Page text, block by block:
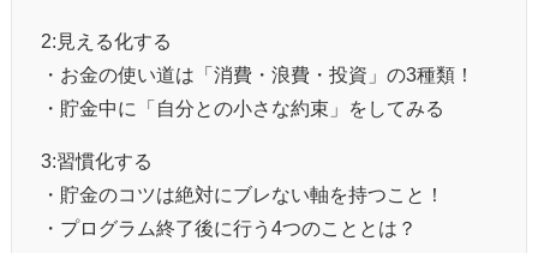
2:見える化する
・お金の使い道は「消費・浪費・投資」の3種類！
・貯金中に「自分との小さな約束」をしてみる
3:習慣化する
・貯金のコツは絶対にブレない軸を持つこと！
・プログラム終了後に行う4つのこととは？